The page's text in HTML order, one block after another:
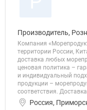
Производитель,
Компания
территории России,
доставка любых
ценовая политика –
и индивидуальный
продукции –
соответствия.
Россия,